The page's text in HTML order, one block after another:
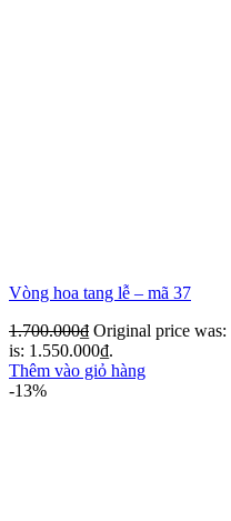
Vòng hoa tang lễ – mã 37
1.700.000₫ Original price was:
is: 1.550.000₫.
Thêm vào giỏ hàng
-13%